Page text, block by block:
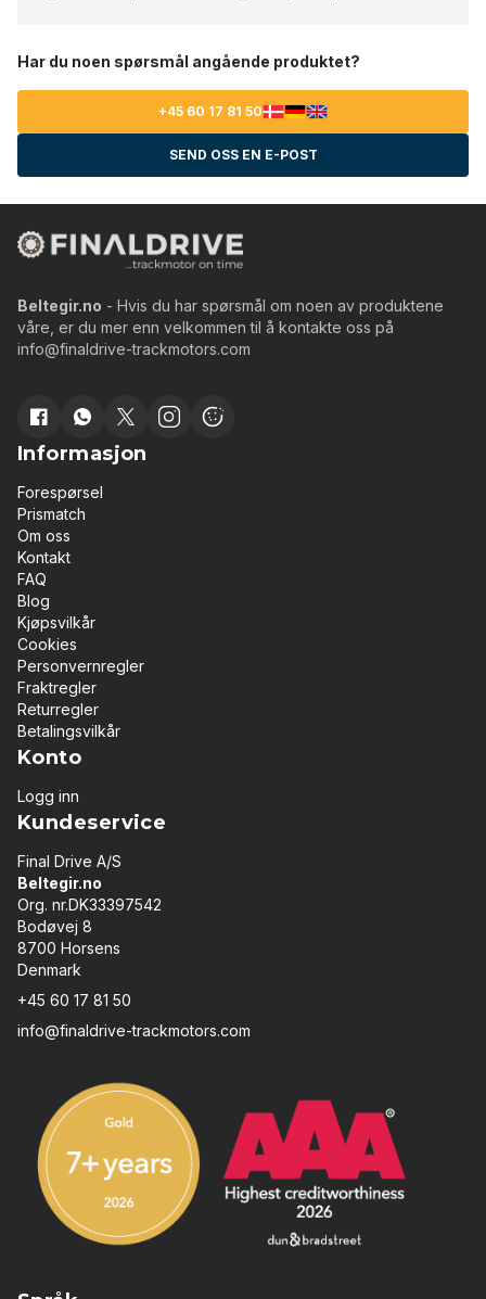
Har du noen spørsmål angående produktet?
+45 60 17 81 50
SEND OSS EN E-POST
Beltegir.no - Hvis du har spørsmål om noen av produktene
våre, er du mer enn velkommen til å kontakte oss på
info@finaldrive-trackmotors.com
Informasjon
Forespørsel
Prismatch
Om oss
Kontakt
FAQ
Blog
Kjøpsvilkår
Cookies
Personvernregler
Fraktregler
Returregler
Betalingsvilkår
Konto
Logg inn
Kundeservice
Final Drive A/S
Beltegir.no
Org. nr.DK33397542
Bodøvej 8
8700 Horsens
Denmark
+45 60 17 81 50
info@finaldrive-trackmotors.com